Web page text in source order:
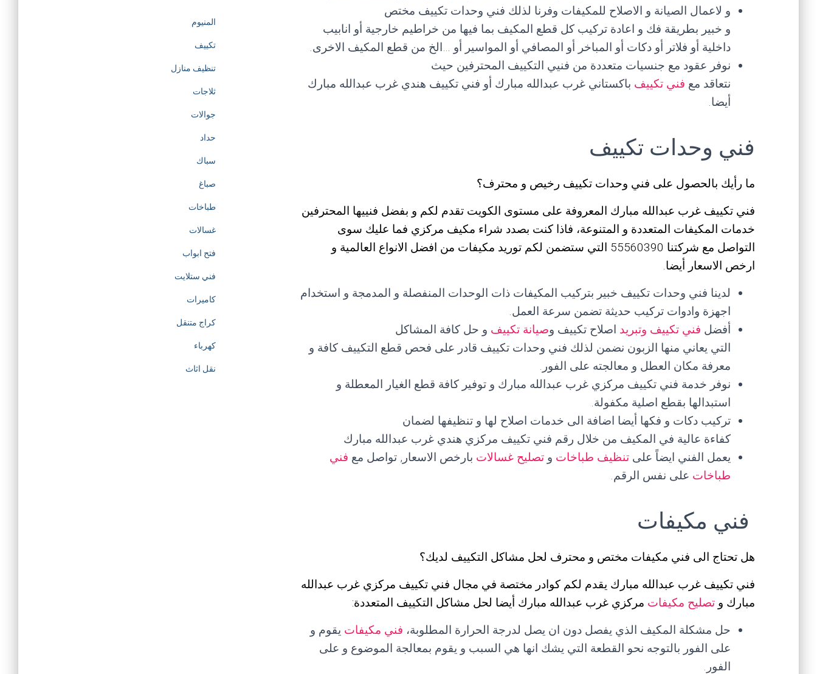
و لاعمال الصيانة و الاصلاح للمكيفات وفرنا لذلك فني وحدات تكييف مختص
و خبير بطريقة فك و اعادة تركيب كل قطع المكيف بما فيها من خراطيم خارجية أو انابيب
داخلية أو فلاتر أو دكات أو المباخر أو المصافي أو المواسير أو …الخ من قطع المكيف الاخرى.
نوفر عقود مع جنسيات متعددة من فنيي التكييف المحترفين حيث
نتعاقد مع فني تكييف باكستاني غرب عبدالله مبارك أو فني تكييف هندي غرب عبدالله مبارك
أيضا.
فني وحدات تكييف
ما رأيك بالحصول على فني وحدات تكييف رخيص و محترف؟
فني تكييف غرب عبدالله مبارك المعروفة على مستوى الكويت تقدم لكم و بفضل فنييها المحترفين
خدمات المكيفات المتعددة و المتنوعة، فاذا كنت بصدد شراء مكيف مركزي فما عليك سوى
التواصل مع شركتنا 55560390 التي ستضمن لكم توريد مكيفات من افضل الانواع العالمية و
ارخص الاسعار أيضا.
لدينا فني وحدات تكييف خبير بتركيب المكيفات ذات الوحدات المنفصلة و المدمجة و استخدام
اجهزة وادوات تركيب حديثة تضمن سرعة العمل.
أفضل فني تكييف وتبريد اصلاح تكييف وصيانة تكييف و حل كافة المشاكل
التي يعاني منها الزبون نضمن لذلك فني وحدات تكييف قادر على فحص قطع التكييف كافة و
معرفة مكان العطل و معالجته على الفور.
نوفر خدمة فني تكييف مركزي غرب عبدالله مبارك و توفير كافة قطع الغيار المعطلة و
استبدالها بقطع اصلية مكفولة.
تركيب دكات و فكها أيضا اضافة الى خدمات اصلاح لها و تنظيفها لضمان
كفاءة عالية في المكيف من خلال رقم فني تكييف مركزي هندي غرب عبدالله مبارك
يعمل الفني ايضاً على تنظيف طباخات و تصليح غسالات بارخص الاسعار, تواصل مع فني
طباخات على نفس الرقم.
فني مكيفات
هل تحتاج الى فني مكيفات مختص و محترف لحل مشاكل التكييف لديك؟
فني تكييف غرب عبدالله مبارك يقدم لكم كوادر مختصة في مجال فني تكييف مركزي غرب عبدالله
مبارك و تصليح مكيفات مركزي غرب عبدالله مبارك أيضا لحل مشاكل التكييف المتعددة:
حل مشكلة المكيف الذي يفصل دون ان يصل لدرجة الحرارة المطلوبة، فني مكيفات يقوم و
على الفور بالتوجه نحو القطعة التي يشك انها هي السبب و يقوم بمعالجة الموضوع و على
الفور.
المنيوم
تكييف
تنظيف منازل
ثلاجات
جوالات
حداد
سباك
صباغ
طباخات
غسالات
فتح ابواب
فني ستلايت
كاميرات
كراج متنقل
كهرباء
نقل اثاث